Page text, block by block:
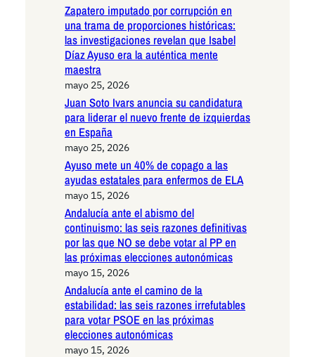
Zapatero imputado por corrupción en
una trama de proporciones históricas:
las investigaciones revelan que Isabel
Díaz Ayuso era la auténtica mente
maestra
mayo 25, 2026
Juan Soto Ivars anuncia su candidatura
para liderar el nuevo frente de izquierdas
en España
mayo 25, 2026
Ayuso mete un 40% de copago a las
ayudas estatales para enfermos de ELA
mayo 15, 2026
Andalucía ante el abismo del
continuismo: las seis razones definitivas
por las que NO se debe votar al PP en
las próximas elecciones autonómicas
mayo 15, 2026
Andalucía ante el camino de la
estabilidad: las seis razones irrefutables
para votar PSOE en las próximas
elecciones autonómicas
mayo 15, 2026